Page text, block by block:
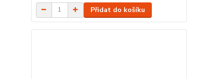
Přidat do košíku